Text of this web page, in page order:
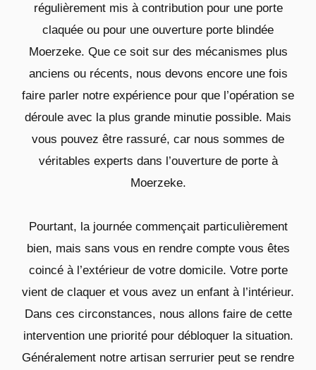
régulièrement mis à contribution pour une porte
claquée ou pour une ouverture porte blindée
Moerzeke. Que ce soit sur des mécanismes plus
anciens ou récents, nous devons encore une fois
faire parler notre expérience pour que l’opération se
déroule avec la plus grande minutie possible. Mais
vous pouvez être rassuré, car nous sommes de
véritables experts dans l’ouverture de porte à
Moerzeke.
Pourtant, la journée commençait particulièrement
bien, mais sans vous en rendre compte vous êtes
coincé à l’extérieur de votre domicile. Votre porte
vient de claquer et vous avez un enfant à l’intérieur.
Dans ces circonstances, nous allons faire de cette
intervention une priorité pour débloquer la situation.
Généralement notre artisan serrurier peut se rendre